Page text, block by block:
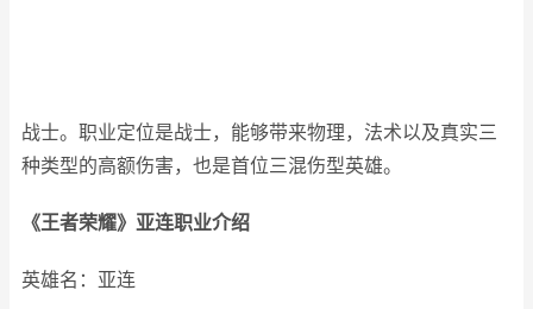
战士。职业定位是战士，能够带来物理，法术以及真实三
种类型的高额伤害，也是首位三混伤型英雄。
《王者荣耀》亚连职业介绍
英雄名：亚连